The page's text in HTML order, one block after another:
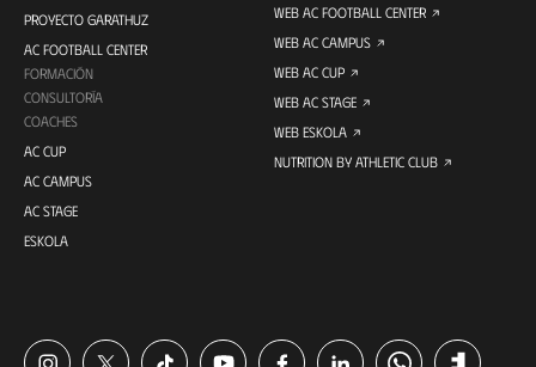
PROYECTO GARATHUZ
AC FOOTBALL CENTER
FORMACIÓN
CONSULTORÍA
COACHES
AC CUP
AC CAMPUS
AC STAGE
ESKOLA
WEB AC FOOTBALL CENTER
WEB AC CAMPUS
WEB AC CUP
WEB AC STAGE
WEB ESKOLA
NUTRITION BY ATHLETIC CLUB